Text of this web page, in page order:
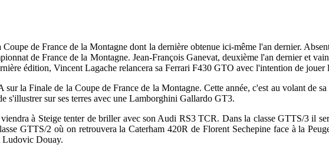
de France de la Montagne dont la dernière obtenue ici-même l'an dernier.
de France de la Montagne. Jean-François Ganevat, deuxième l'an dernier et
édition, Vincent Lagache relancera sa Ferrari F430 GTO avec l'intention de jouer
la Finale de la Coupe de France de la Montagne. Cette année, c'est au volant de
s'illustrer sur ses terres avec une Lamborghini Gallardo GT3.
à Steige tenter de briller avec son Audi RS3 TCR. Dans la classe GTTS/3 il
GTTS/2 où on retrouvera la Caterham 420R de Florent Sechepine face à la
Ludovic Douay.